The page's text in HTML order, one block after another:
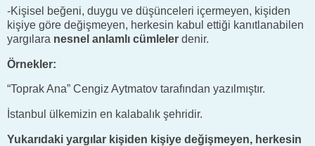
-Kişisel beğeni, duygu ve düşünceleri içermeyen, kişiden
kişiye göre değişmeyen, herkesin kabul ettiği kanıtlanabilen
yargılara nesnel anlamlı cümleler denir.
Örnekler:
“Toprak Ana” Cengiz Aytmatov tarafından yazılmıştır.
İstanbul ülkemizin en kalabalık şehridir.
Yukarıdaki yargılar kişiden kişiye değişmeyen, herkesin